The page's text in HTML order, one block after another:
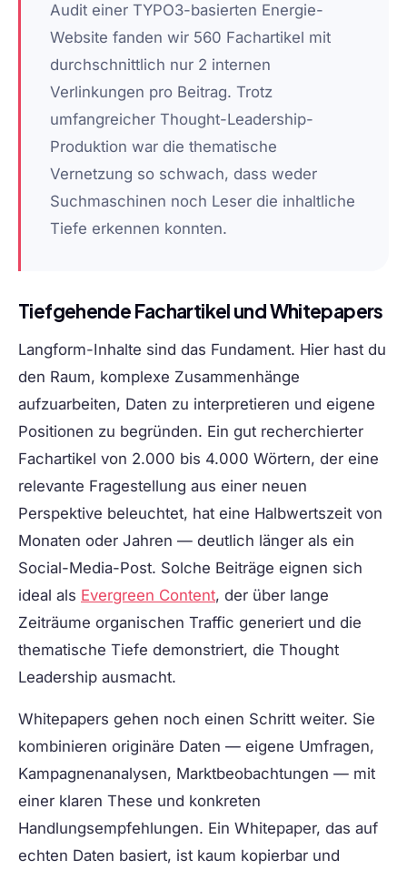
Audit einer TYPO3-basierten Energie-
Website fanden wir 560 Fachartikel mit
durchschnittlich nur 2 internen
Verlinkungen pro Beitrag. Trotz
umfangreicher Thought-Leadership-
Produktion war die thematische
Vernetzung so schwach, dass weder
Suchmaschinen noch Leser die inhaltliche
Tiefe erkennen konnten.
Tiefgehende Fachartikel und Whitepapers
Langform-Inhalte sind das Fundament. Hier hast du
den Raum, komplexe Zusammenhänge
aufzuarbeiten, Daten zu interpretieren und eigene
Positionen zu begründen. Ein gut recherchierter
Fachartikel von 2.000 bis 4.000 Wörtern, der eine
relevante Fragestellung aus einer neuen
Perspektive beleuchtet, hat eine Halbwertszeit von
Monaten oder Jahren — deutlich länger als ein
Social-Media-Post. Solche Beiträge eignen sich
ideal als Evergreen Content, der über lange
Zeiträume organischen Traffic generiert und die
thematische Tiefe demonstriert, die Thought
Leadership ausmacht.
Whitepapers gehen noch einen Schritt weiter. Sie
kombinieren originäre Daten — eigene Umfragen,
Kampagnenanalysen, Marktbeobachtungen — mit
einer klaren These und konkreten
Handlungsempfehlungen. Ein Whitepaper, das auf
echten Daten basiert, ist kaum kopierbar und